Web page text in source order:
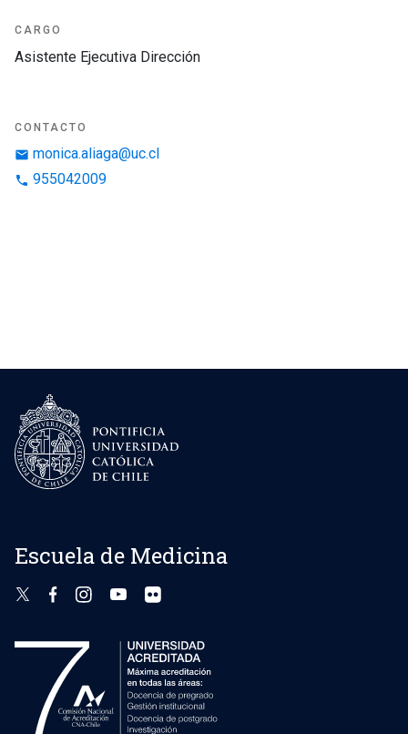
CARGO
Asistente Ejecutiva Dirección
CONTACTO
email monica.aliaga@uc.cl
phone 955042009
Escuela de Medicina